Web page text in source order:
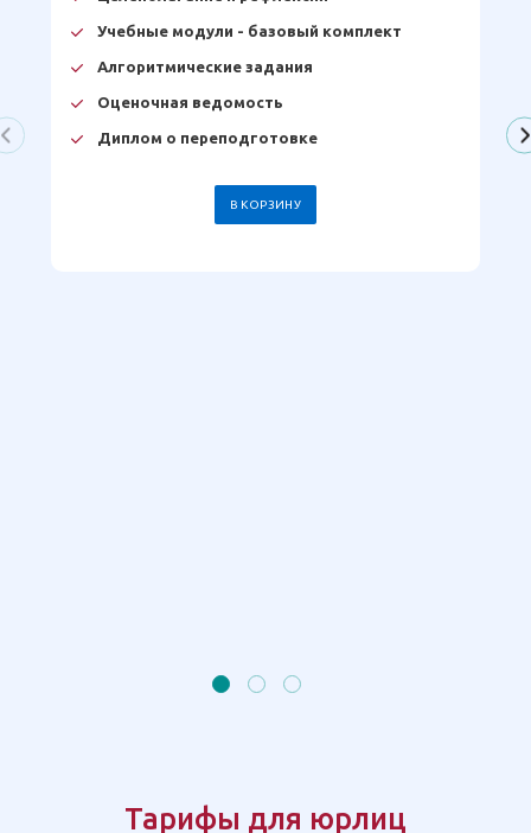
Учебные модули - базовый комплект
Алгоритмические задания
Оценочная ведомость
Диплом о переподготовке
В КОРЗИНУ
Тарифы для юрлиц